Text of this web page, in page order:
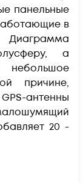
панельные
в
а
небольшое
причине,
антенны
20 -